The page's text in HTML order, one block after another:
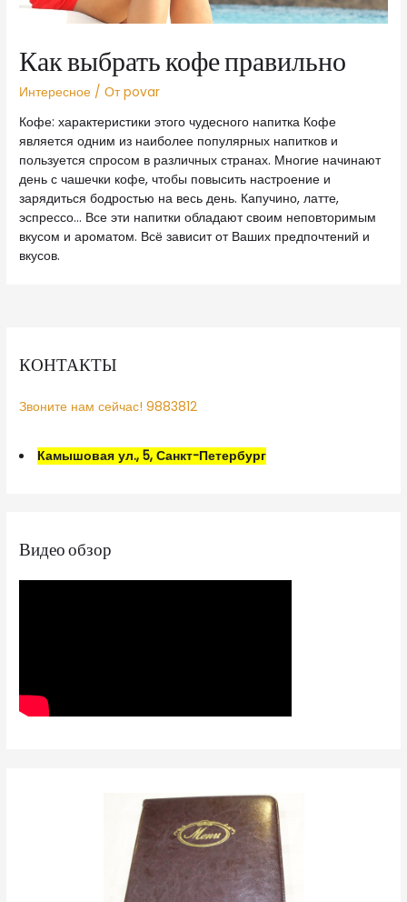
Как выбрать кофе правильно
Интересное / От povar
Кофе: характеристики этого чудесного напитка Кофе
является одним из наиболее популярных напитков и
пользуется спросом в различных странах. Многие начинают
день с чашечки кофе, чтобы повысить настроение и
зарядиться бодростью на весь день. Капучино, латте,
эспрессо… Все эти напитки обладают своим неповторимым
вкусом и ароматом. Всё зависит от Ваших предпочтений и
вкусов.
КОНТАКТЫ
Звоните нам сейчас! 9883812
Камышовая ул., 5, Санкт-Петербург
Видео обзор